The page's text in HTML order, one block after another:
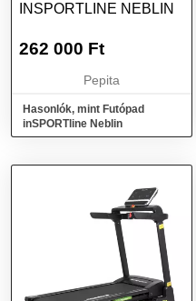
INSPORTLINE NEBLIN
262 000 Ft
Pepita
Hasonlók, mint Futópad
inSPORTline Neblin